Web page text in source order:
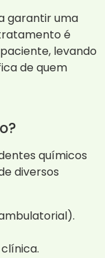
garantir uma
é
levando
de quem
químicos
diversos